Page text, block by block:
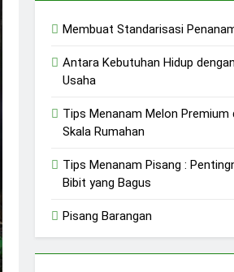
Membuat Standarisasi
Antara Kebutuhan Hidup
Usaha
Tips Menanam Melon Premium
Skala Rumahan
Tips Menanam Pisang :
Bibit yang Bagus
Pisang Barangan